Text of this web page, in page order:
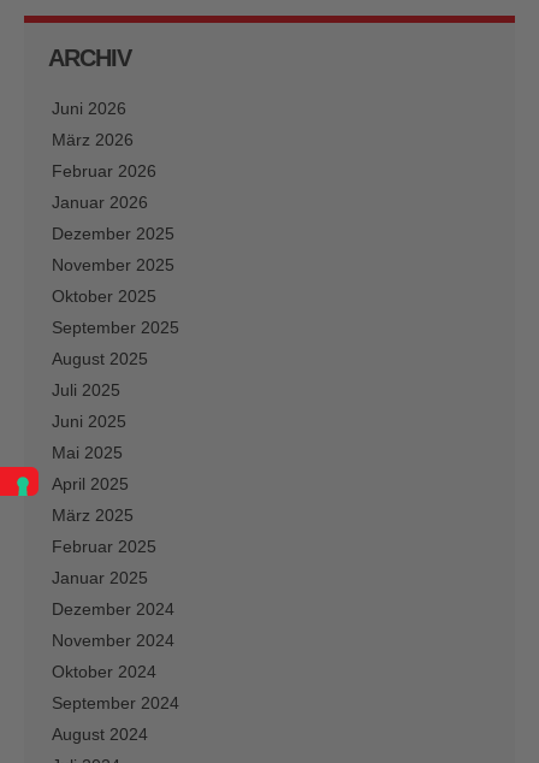
ARCHIV
Juni 2026
März 2026
Februar 2026
Januar 2026
Dezember 2025
November 2025
Oktober 2025
September 2025
August 2025
Juli 2025
Juni 2025
Mai 2025
April 2025
März 2025
Februar 2025
Januar 2025
Dezember 2024
November 2024
Oktober 2024
September 2024
August 2024